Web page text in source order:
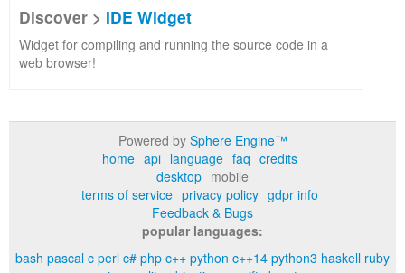
Discover > IDE Widget
Widget for compiling and running the source code in a
web browser!
Powered by Sphere Engine™
home api language faq credits
desktop mobile
terms of service privacy policy gdpr info
Feedback & Bugs
popular languages:
bash pascal c perl c# php c++ python c++14 python3 haskell ruby